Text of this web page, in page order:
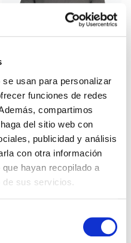
usan para personalizar
funciones de redes
compartimos
del sitio web con
publicidad y análisis
con otra información
hayan recopilado a
de sus servicios.
POLO PASEO TÉCNICO 24/25
29,99 €
49,99 €